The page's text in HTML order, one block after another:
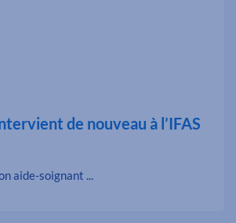
de nouveau à l’IFAS
aide-soignant ...